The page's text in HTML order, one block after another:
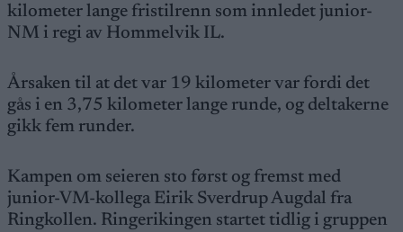
kilometer lange fristilrenn som innledet junior-
NM i regi av Hommelvik IL.
Årsaken til at det var 19 kilometer var fordi det
gås i en 3,75 kilometer lange runde, og deltakerne
gikk fem runder.
Kampen om seieren sto først og fremst med
junior-VM-kollega Eirik Sverdrup Augdal fra
Ringkollen. Ringerikingen startet tidlig i gruppen